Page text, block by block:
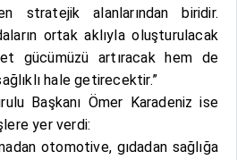
stratejik alanlarından biridir.
ortak aklıyla oluşturulacak
gücümüzü artıracak hem de
hale getirecektir.”
Başkanı Ömer Karadeniz ise
yer verdi:
otomotive, gıdadan sağlığa